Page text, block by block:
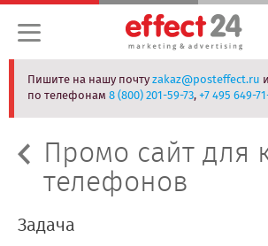
Пишите на нашу почтуzakaz@posteffect.ru
по телефонам8 (800) 201-59-73,+7 495 649-
Промо сайт для
телефонов
Задача